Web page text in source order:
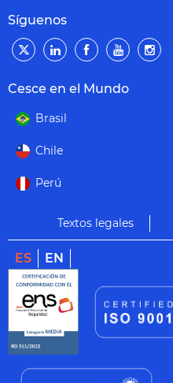
Síguenos
Cesce en el Mundo
Brasil
Chile
Perú
Textos legales
ES EN